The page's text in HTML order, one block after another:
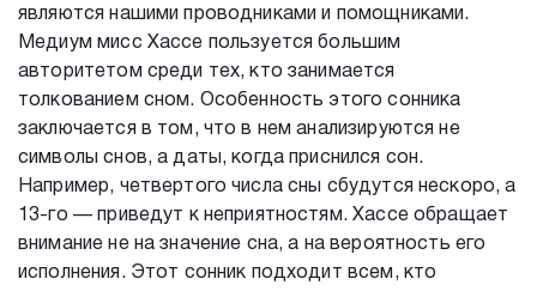
являются нашими проводниками и помощниками.
Медиум мисс Хассе пользуется большим
авторитетом среди тех, кто занимается
толкованием сном. Особенность этого сонника
заключается в том, что в нем анализируются не
символы снов, а даты, когда приснился сон.
Например, четвертого числа сны сбудутся нескоро, а
13-го — приведут к неприятностям. Хассе обращает
внимание не на значение сна, а на вероятность его
исполнения. Этот сонник подходит всем, кто